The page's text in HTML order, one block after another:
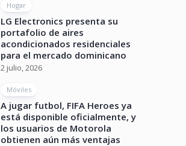
Hogar
LG Electronics presenta su
portafolio de aires
acondicionados residenciales
para el mercado dominicano
2 julio, 2026
Móviles
A jugar futbol, FIFA Heroes ya
está disponible oficialmente, y
los usuarios de Motorola
obtienen aún más ventajas